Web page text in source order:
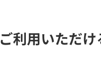
ご利用いただ